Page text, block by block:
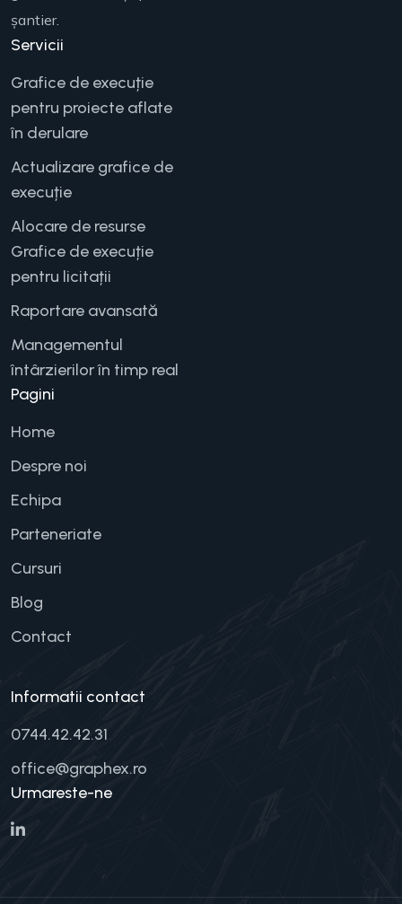
șantier.
Servicii
Grafice de execuție
pentru proiecte aflate
în derulare
Actualizare grafice de
execuție
Alocare de resurse
Grafice de execuție
pentru licitații
Raportare avansată
Managementul
întârzierilor în timp real
Pagini
Home
Despre noi
Echipa
Parteneriate
Cursuri
Blog
Contact
Informatii contact
0744.42.42.31
office@graphex.ro
Urmareste-ne